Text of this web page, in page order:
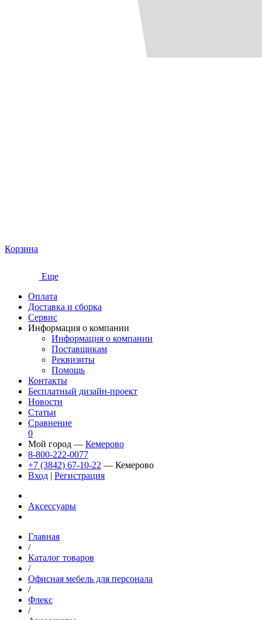
Корзина
Еще
Оплата
Доставка и сборка
Сервис
Информация о компании
Информация о компании
Поставщикам
Реквизиты
Помощь
Контакты
Бесплатный дизайн-проект
Новости
Статьи
Сравнение
0
Мой город — Кемерово
8-800-222-0077
+7 (3842) 67-10-22 — Кемерово
Вход | Регистрация
Аксессуары
Главная
/
Каталог товаров
/
Офисная мебель для персонала
/
Флекс
/